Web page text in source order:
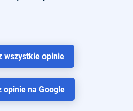
wszystkie opinie
opinie na Google